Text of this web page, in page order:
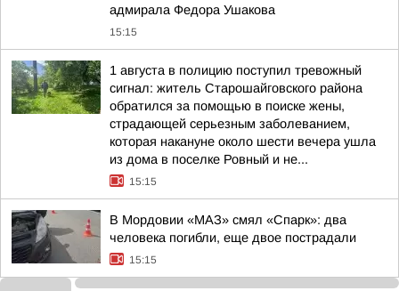
адмирала Федора Ушакова
15:15
1 августа в полицию поступил тревожный
сигнал: житель Старошайговского района
обратился за помощью в поиске жены,
страдающей серьезным заболеванием,
которая накануне около шести вечера ушла
из дома в поселке Ровный и не...
15:15
В Мордовии «МАЗ» смял «Спарк»: два
человека погибли, еще двое пострадали
15:15